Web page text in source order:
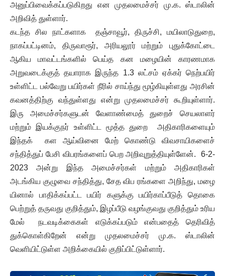
அனுப்பிவைக்கப்படுகிறது என முதலமைச்சர் மு.க. ஸ்டாலின்
அறிவித் துள்ளார்.
கடந்த சில நாட்களாக தஞ்சாவூர், திருச்சி, மயிலாடுதுறை,
நாகப்பட்டினம், திருவாரூர், அரியலூர் மற்றும் புதுக்கோட்டை
ஆகிய மாவட்டங்களில் பெய்த கன மழையின் காரணமாக
அறுவடைக்குத் தயாராக இருந்த 1.3 லட்சம் ஏக்கர் நெற்பயிர்
உள்ளிட்ட பல்வேறு பயிர்கள் நீரில் சாய்ந்து மூழ்கியுள்ளது அரசின்
கவனத்திற்கு வந்துள்ளது என்று முதலமைச்சர் கூறியுள்ளார்.
இரு அமைச்சர்களுடன் வேளாண்மைத் துறைச் செயலாளர்
மற்றும் இயக்குநர் உள்ளிட்ட மூத்த துறை அதிகாரிகளையும்
இந்தக் கள ஆய்வினை மேற் கொண்டு விவசாயிகளைச்
சந்தித்துப் பேசி விபரங்களைப் பெற அறிவுறுத்தியுள்ளேன். 6-2-
2023 அன்று இந்த அமைச்சர்கள் மற்றும் அதிகாரிகள்
அடங்கிய குழுவை சந்தித்து, சேத விப ரங்களை அறிந்து, மழை
யினால் பாதிக்கப்பட்ட பயிர் களுக்கு பயிர்காப்பீடுத் தொகை
பெற்றுத் தருவது குறித்தும், இழப்பீடு வழங்குவது குறித்தும் உரிய
மேல் நடவடிக்கைகள் எடுக்கப்படும் என்பதைத் தெரிவித்
துக்கொள்கிறேன் என்று முதலமைச்சர் மு.க. ஸ்டாலின்
வெளியிட்டுள்ள அறிக்கையில் குறிப்பிட்டுள்ளார்.